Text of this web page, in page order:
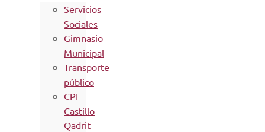
Servicios
Sociales
Gimnasio
Municipal
Transporte
público
CPI
Castillo
Qadrit